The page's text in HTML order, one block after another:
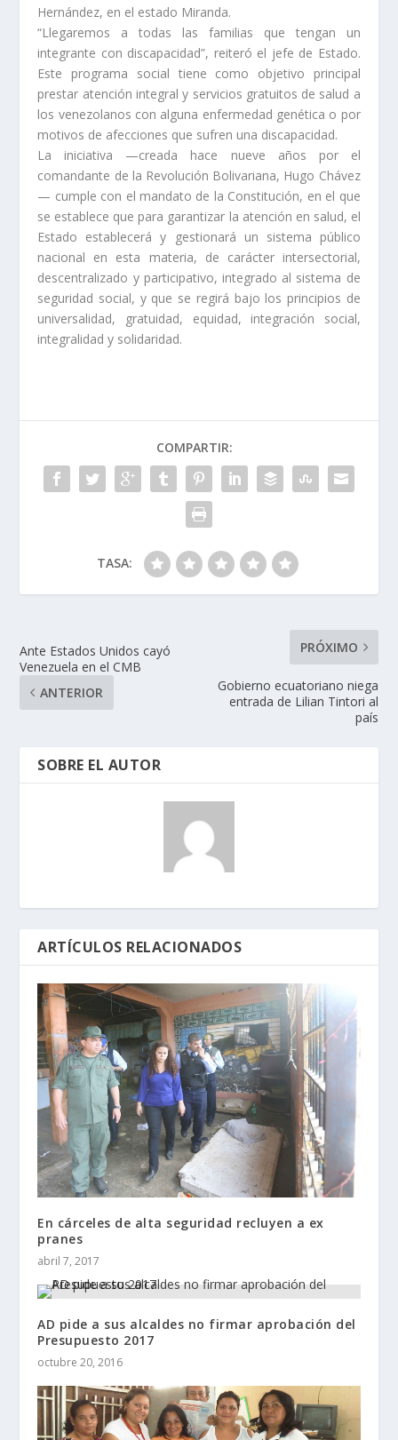
Hernández, en el estado Miranda.
“Llegaremos a todas las familias que tengan un
integrante con discapacidad”, reiteró el jefe de Estado.
Este programa social tiene como objetivo principal
prestar atención integral y servicios gratuitos de salud a
los venezolanos con alguna enfermedad genética o por
motivos de afecciones que sufren una discapacidad.
La iniciativa —creada hace nueve años por el
comandante de la Revolución Bolivariana, Hugo Chávez
— cumple con el mandato de la Constitución, en el que
se establece que para garantizar la atención en salud, el
Estado establecerá y gestionará un sistema público
nacional en esta materia, de carácter intersectorial,
descentralizado y participativo, integrado al sistema de
seguridad social, y que se regirá bajo los principios de
universalidad, gratuidad, equidad, integración social,
integralidad y solidaridad.
COMPARTIR:
TASA:
Ante Estados Unidos cayó
Venezuela en el CMB
ANTERIOR
PRÓXIMO
Gobierno ecuatoriano niega
entrada de Lilian Tintori al
país
SOBRE EL AUTOR
ARTÍCULOS RELACIONADOS
En cárceles de alta seguridad recluyen a ex
pranes
abril 7, 2017
AD pide a sus alcaldes no firmar aprobación del
Presupuesto 2017
octubre 20, 2016